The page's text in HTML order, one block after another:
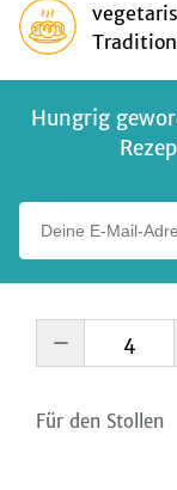
Hungrig
Für den Stollen